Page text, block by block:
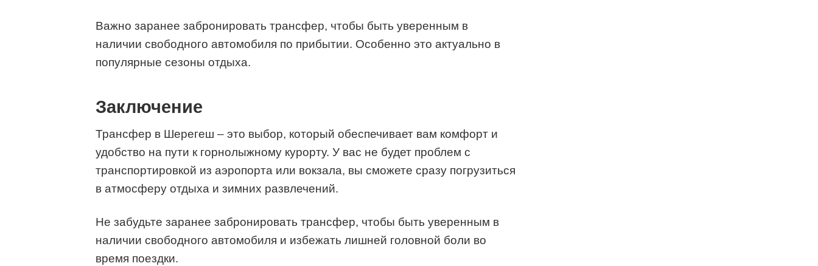
Важно заранее забронировать трансфер, чтобы быть уверенным в
наличии свободного автомобиля по прибытии. Особенно это актуально в
популярные сезоны отдыха.
Заключение
Трансфер в Шерегеш – это выбор, который обеспечивает вам комфорт и
удобство на пути к горнолыжному курорту. У вас не будет проблем с
транспортировкой из аэропорта или вокзала, вы сможете сразу погрузиться
в атмосферу отдыха и зимних развлечений.
Не забудьте заранее забронировать трансфер, чтобы быть уверенным в
наличии свободного автомобиля и избежать лишней головной боли во
время поездки.